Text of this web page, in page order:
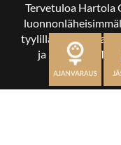
Tervetuloa Hartola
tyylilläsi ja tasollasi
ja kuikankin.